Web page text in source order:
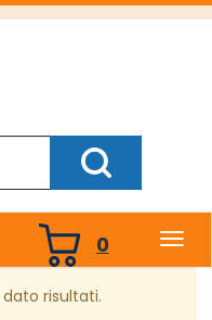
Cerca Prodotto
0 prodotti
inseriti
risultati.